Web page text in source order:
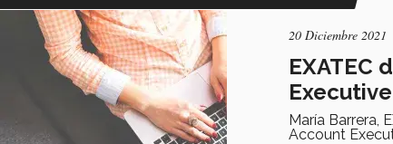
20 Diciembre 2021
EXATEC
Executive
María Barrera,
Account